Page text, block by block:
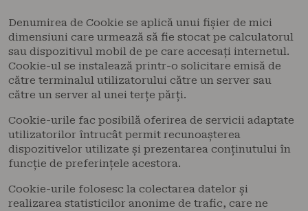
Denumirea de Cookie se aplică unui fișier de mici
dimensiuni care urmează să fie stocat pe calculatorul
sau dispozitivul mobil de pe care accesați internetul.
Cookie-ul se instalează printr-o solicitare emisă de
către terminalul utilizatorului către un server sau
către un server al unei terțe părți.
Cookie-urile fac posibilă oferirea de servicii adaptate
utilizatorilor întrucât permit recunoașterea
dispozitivelor utilizate și prezentarea conținutului în
funcție de preferințele acestora.
Cookie-urile folosesc la colectarea datelor și
realizarea statisticilor anonime de trafic, care ne